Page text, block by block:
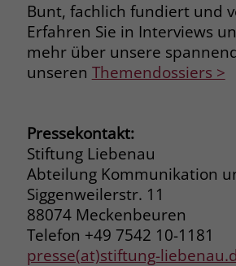
Bunt, fachlich fundiert und
Erfahren Sie in Interviews
mehr über unsere
unseren Themendossiers >
Pressekontakt:
Stiftung Liebenau
Abteilung Kommunikation
Siggenweilerstr. 11
88074 Meckenbeuren
Telefon +49 7542 10-1181
presse(at)stiftung-